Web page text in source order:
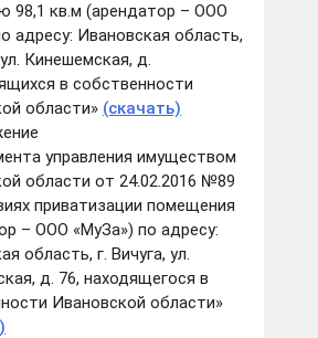
98,1 кв.м (арендатор – ООО
адресу: Ивановская область,
ул. Кинешемская, д.
в собственности
области» (скачать)
управления имуществом
области от 24.02.2016 №89
приватизации помещения
– ООО «МуЗа») по адресу:
область, г. Вичуга, ул.
д. 76, находящегося в
Ивановской области»